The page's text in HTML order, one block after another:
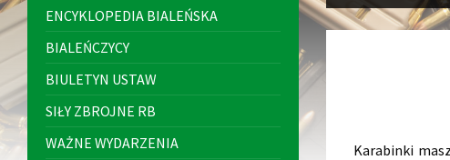
Karabinki
ENCYKLOPEDIA BIALEŃSKA
BIALEŃCZYCY
BIULETYN USTAW
SIŁY ZBROJNE RB
WAŻNE WYDARZENIA